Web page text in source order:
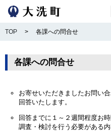
TOP > 各課への問合せ
各課への問合せ
お寄せいただきましたお問い
回答いたします。
回答までに１～２週間程度お
調査・検討を行う必要がある